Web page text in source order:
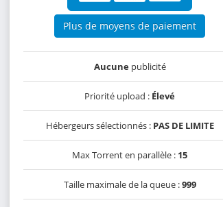
Plus de moyens de paiement
Aucunepublicité
Priorité upload : Élevé
Hébergeurs sélectionnés : PAS DE LIMITE
Max Torrent en parallèle : 15
Taille maximale de la queue :999